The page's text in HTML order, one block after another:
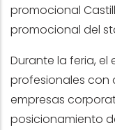
promocional
promocional del
Durante la feria,
profesionales con
empresas
posicionamiento